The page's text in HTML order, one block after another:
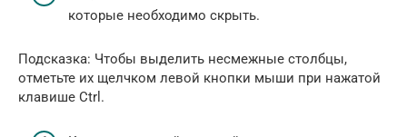
которые необходимо скрыть.
Подсказка: Чтобы выделить несмежные столбцы,
отметьте их щелчком левой кнопки мыши при нажатой
клавише Ctrl.